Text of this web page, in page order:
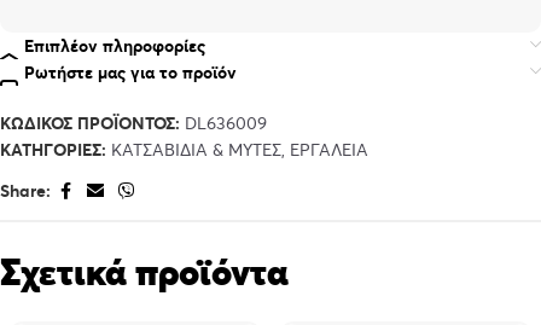
Επιπλέον πληροφορίες
Ρωτήστε μας για το προϊόν
ΚΩΔΙΚΌΣ ΠΡΟΪΌΝΤΟΣ: DL636009
ΚΑΤΗΓΟΡΊΕΣ: ΚΑΤΣΑΒΊΔΙΑ & ΜΎΤΕΣ, ΕΡΓΑΛΕΊΑ
Share:
Σχετικά προϊόντα